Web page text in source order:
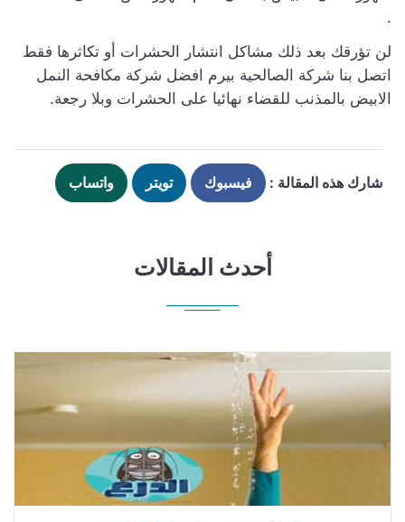
.
لن تؤرقك بعد ذلك مشاكل انتشار الحشرات أو تكاثرها فقط
اتصل بنا شركة الصالحية بيرم افضل شركة مكافحة النمل
الابيض بالمذنب للقضاء نهائيا على الحشرات وبلا رجعة.
شارك هذه المقالة : فيسبوك تويتر واتساب
أحدث المقالات